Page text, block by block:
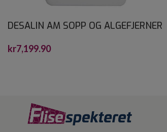
DESALIN AM SOPP OG ALGEFJERNER
kr7,199.90